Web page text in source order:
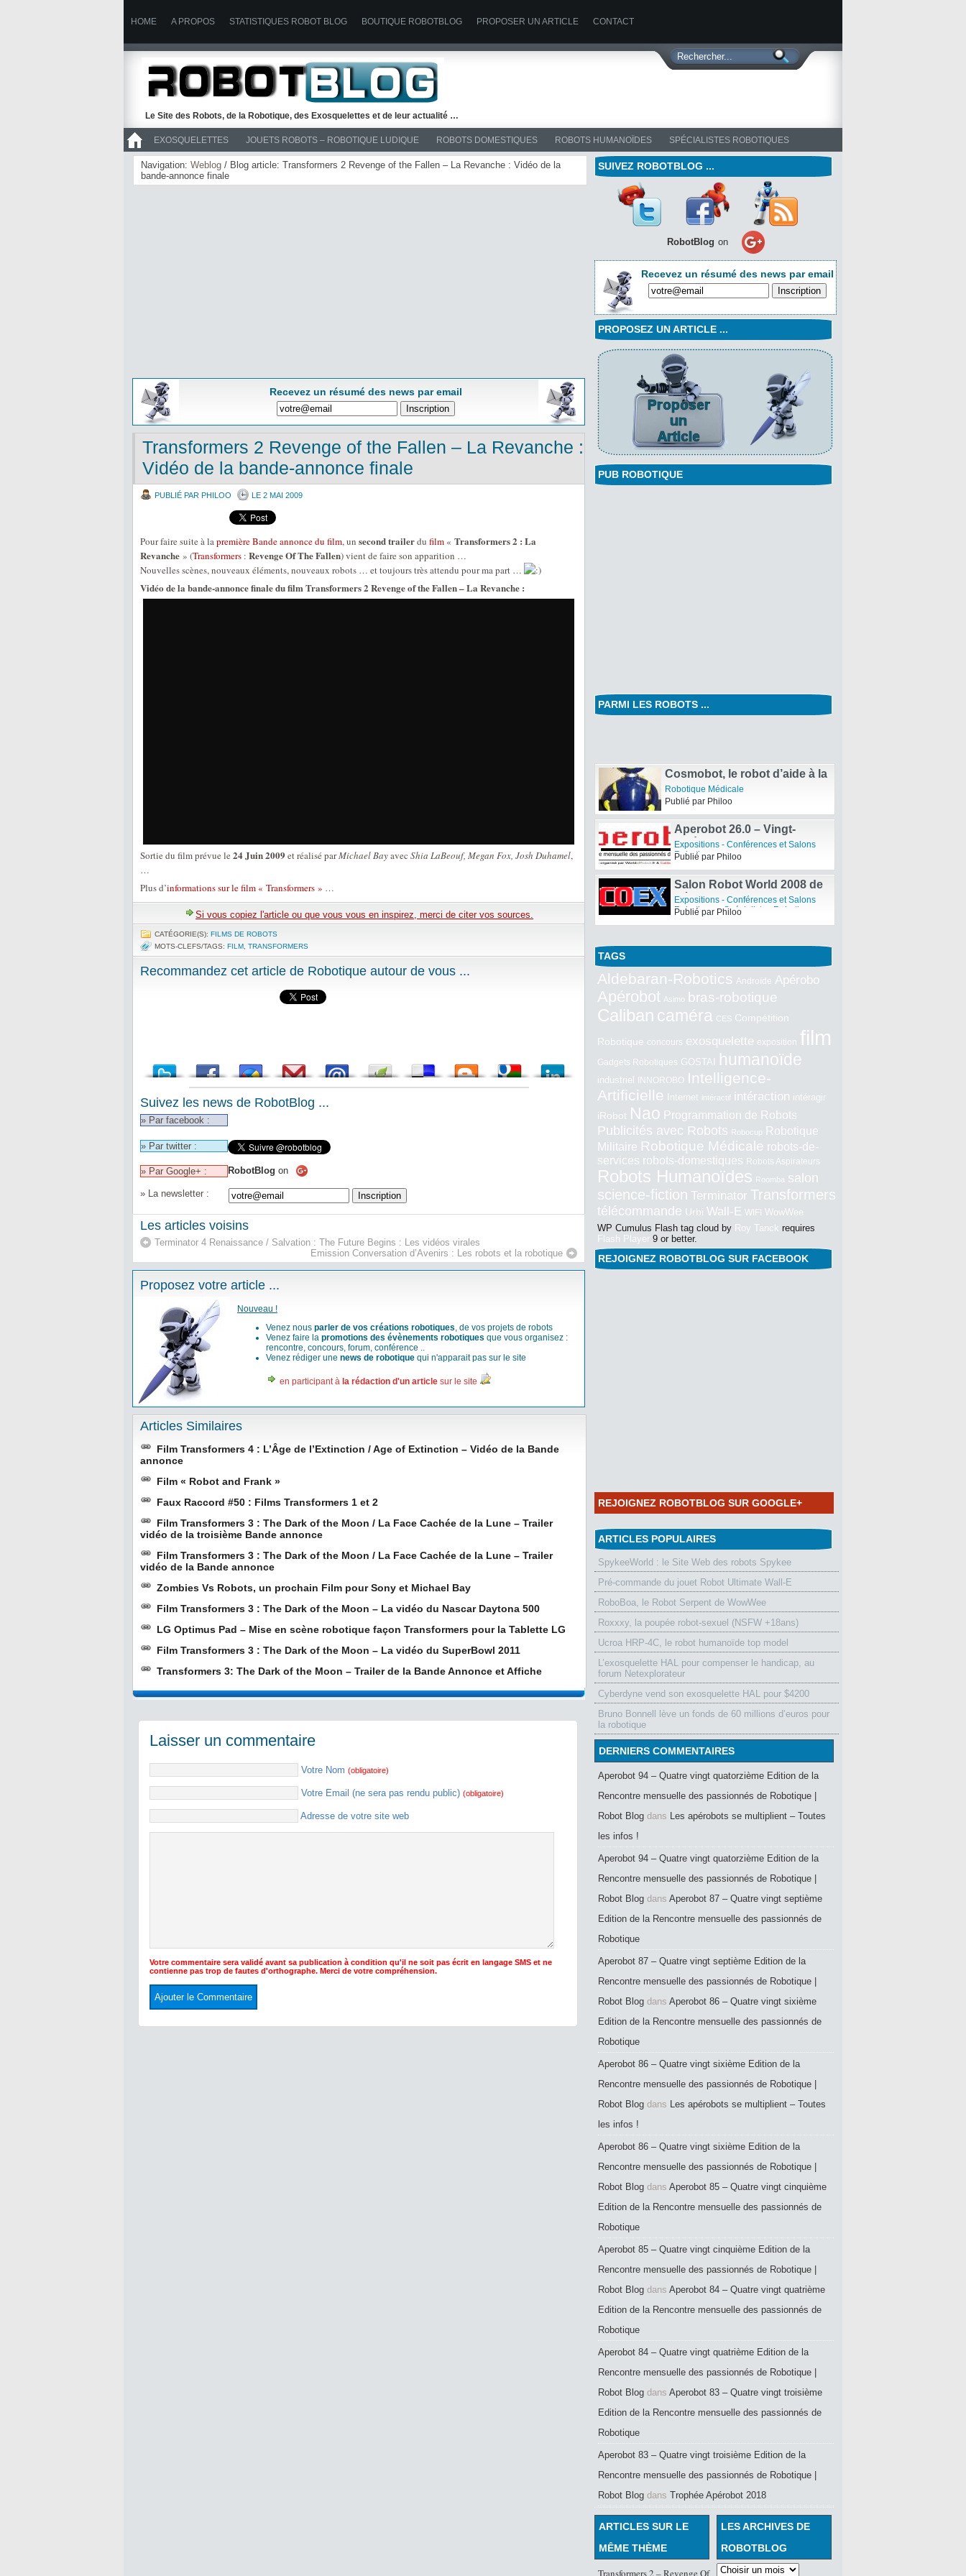
HOME A PROPOS STATISTIQUES ROBOT BLOG BOUTIQUE ROBOTBLOG PROPOSER UN ARTICLE CONTACT
Le Site des Robots, de la Robotique, des Exosquelettes et de leur actualité …
EXOSQUELETTES JOUETS ROBOTS – ROBOTIQUE LUDIQUE ROBOTS DOMESTIQUES ROBOTS HUMANOÏDES SPÉCIALISTES ROBOTIQUES
>> ROBOTS
Navigation: Weblog / Blog article: Transformers 2 Revenge of the Fallen – La Revanche : Vidéo de la
bande-annonce finale
Recevez un résumé des news par email
Transformers 2 Revenge of the Fallen – La Revanche :
Vidéo de la bande-annonce finale
PUBLIÉ PAR PHILOO LE 2 MAI 2009
Pour faire suite à lapremière Bande annonce du film, un second trailerdu film « Transformers 2 : La
Revanche » (Transformers : Revenge Of The Fallen) vient de faire son apparition …
Nouvelles scènes, nouveaux éléments, nouveaux robots … et toujours très attendu pour ma part …
Vidéo de la bande-annonce finale du film Transformers 2 Revenge of the Fallen – La Revanche :
Sortie du film prévue le 24 Juin 2009 et réalisé parMichael Bayavec Shia LaBeouf, Megan Fox, Josh Duhamel,
…
Plus d’informations sur le film « Transformers » …
Si vous copiez l'article ou que vous vous en inspirez, merci de citer vos sources.
CATÉGORIE(S): FILMS DE ROBOTS
MOTS-CLEFS/TAGS: FILM TRANSFORMERS
Recommandez cet article de Robotique autour de vous ...
Suivez les news de RobotBlog ...
» Par facebook :
» Par twitter :
» Par Google+ : RobotBlog on
» La newsletter :
Les articles voisins
Terminator 4 Renaissance / Salvation : The Future Begins : Les vidéos virales
Emission Conversation d’Avenirs : Les robots et la robotique
Proposez votre article ...
Nouveau !
Venez nous parler de vos créations robotiques, de vos projets de robots
Venez faire la promotions des évènements robotiques que vous organisez :
rencontre, concours, forum, conférence ..
Venez rédiger une news de robotique qui n'apparait pas sur le site
en participant à la rédaction d'un article sur le site
Articles Similaires
Film Transformers 4 : L’Âge de l’Extinction / Age of Extinction – Vidéo de la Bande
annonce
Film « Robot and Frank »
Faux Raccord #50 : Films Transformers 1 et 2
Film Transformers 3 : The Dark of the Moon / La Face Cachée de la Lune – Trailer
vidéo de la troisième Bande annonce
Film Transformers 3 : The Dark of the Moon / La Face Cachée de la Lune – Trailer
vidéo de la Bande annonce
Zombies Vs Robots, un prochain Film pour Sony et Michael Bay
Film Transformers 3 : The Dark of the Moon – La vidéo du Nascar Daytona 500
LG Optimus Pad – Mise en scène robotique façon Transformers pour la Tablette LG
Film Transformers 3 : The Dark of the Moon – La vidéo du SuperBowl 2011
Transformers 3: The Dark of the Moon – Trailer de la Bande Annonce et Affiche
Laisser un commentaire
Votre Nom (obligatoire)
Votre Email (ne sera pas rendu public) (obligatoire)
Adresse de votre site web
Votre commentaire sera validé avant sa publication à condition qu'il ne soit pas écrit en langage SMS et ne
contienne pas trop de fautes d'orthographe. Merci de votre compréhension.
SUIVEZ ROBOTBLOG ...
RobotBlog on
Recevez un résumé des news par email
PROPOSEZ UN ARTICLE ...
PUB ROBOTIQUE
PARMI LES ROBOTS ...
Cosmobot, le robot d’aide à la
communication pour les
Robotique Médicale
Publié par Philoo
Aperobot 26.0 – Vingt-
sixième Edition de la
passionnés de Robotique
Expositions - Conférences et Salons
Publié par Philoo
Salon Robot World 2008 de
Séoul – Coex
Expositions - Conférences et Salons
Publié par Philoo
TAGS
Aldebaran-Robotics Androïde Apérobo
Apérobot Asimo bras-robotique
Caliban caméra CES Compétition
Robotique concours exosquelette exposition film
Gadgets Robotiques GOSTAI humanoïde
industriel INNOROBO Intelligence-
Artificielle
Internet intéractif intéraction intéragir
iRobot Nao Programmation de Robots
Publicités avec Robots Robocup
Robotique
Militaire Robotique Médicale robots-de-
services robots-domestiques Robots Aspirateurs
Robots Humanoïdes Roomba salon
science-fiction Terminator Transformers
télécommande Urbi Wall-E WIFI WowWee
WP Cumulus Flash tag cloud by Roy Tanck requires
Flash Player 9 or better.
REJOIGNEZ ROBOTBLOG SUR FACEBOOK
REJOIGNEZ ROBOTBLOG SUR GOOGLE+
ARTICLES POPULAIRES
SpykeeWorld : le Site Web des robots Spykee
Pré-commande du jouet Robot Ultimate Wall-E
RoboBoa, le Robot Serpent de WowWee
Roxxxy, la poupée robot-sexuel (NSFW +18ans)
Ucroa HRP-4C, le robot humanoïde top model
L’exosquelette HAL pour compenser le handicap, au
forum Netexplorateur
Cyberdyne vend son exosquelette HAL pour $4200
Bruno Bonnell lève un fonds de 60 millions d’euros pour
la robotique
DERNIERS COMMENTAIRES
Aperobot 94 – Quatre vingt quatorzième Edition de la
Rencontre mensuelle des passionnés de Robotique |
Robot Blog dans Les apérobots se multiplient – Toutes
les infos !
Aperobot 94 – Quatre vingt quatorzième Edition de la
Rencontre mensuelle des passionnés de Robotique |
Robot Blog dans Aperobot 87 – Quatre vingt septième
Edition de la Rencontre mensuelle des passionnés de
Robotique
Aperobot 87 – Quatre vingt septième Edition de la
Rencontre mensuelle des passionnés de Robotique |
Robot Blog dans Aperobot 86 – Quatre vingt sixième
Edition de la Rencontre mensuelle des passionnés de
Robotique
Aperobot 86 – Quatre vingt sixième Edition de la
Rencontre mensuelle des passionnés de Robotique |
Robot Blog dans Les apérobots se multiplient – Toutes
les infos !
Aperobot 86 – Quatre vingt sixième Edition de la
Rencontre mensuelle des passionnés de Robotique |
Robot Blog dans Aperobot 85 – Quatre vingt cinquième
Edition de la Rencontre mensuelle des passionnés de
Robotique
Aperobot 85 – Quatre vingt cinquième Edition de la
Rencontre mensuelle des passionnés de Robotique |
Robot Blog dans Aperobot 84 – Quatre vingt quatrième
Edition de la Rencontre mensuelle des passionnés de
Robotique
Aperobot 84 – Quatre vingt quatrième Edition de la
Rencontre mensuelle des passionnés de Robotique |
Robot Blog dans Aperobot 83 – Quatre vingt troisième
Edition de la Rencontre mensuelle des passionnés de
Robotique
Aperobot 83 – Quatre vingt troisième Edition de la
Rencontre mensuelle des passionnés de Robotique |
Robot Blog dans Trophée Apérobot 2018
LES ARCHIVES DE
ROBOTBLOG
ARTICLES SUR LE
MÊME THÈME
Transformers 2 – Revenge Of